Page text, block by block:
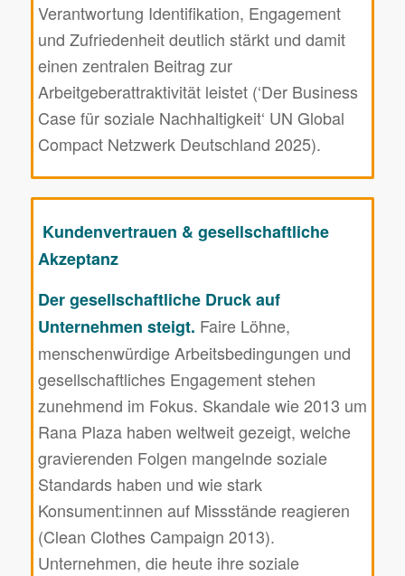
Verantwortung Identifikation, Engagement
und Zufriedenheit deutlich stärkt und damit
einen zentralen Beitrag zur
Arbeitgeberattraktivität leistet (‘Der Business
Case für soziale Nachhaltigkeit‘ UN Global
Compact Netzwerk Deutschland 2025).
Kundenvertrauen & gesellschaftliche
Akzeptanz
Der gesellschaftliche Druck auf
Unternehmen steigt. Faire Löhne,
menschenwürdige Arbeitsbedingungen und
gesellschaftliches Engagement stehen
zunehmend im Fokus. Skandale wie 2013 um
Rana Plaza haben weltweit gezeigt, welche
gravierenden Folgen mangelnde soziale
Standards haben und wie stark
Konsument:innen auf Missstände reagieren
(Clean Clothes Campaign 2013).
Unternehmen, die heute ihre soziale